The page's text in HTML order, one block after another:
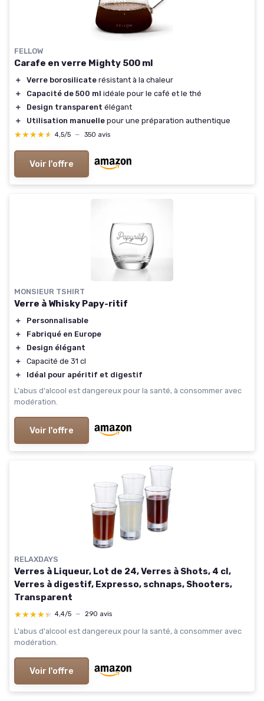
FELLOW
Carafe en verre Mighty 500 ml
＋ Verre borosilicate résistant à la chaleur
＋
Capacité de 500 ml idéale pour le café et le thé
＋
Design transparent élégant
＋
Utilisation manuelle pour une préparation authentique
★★★★★
★★★★★ 4,5/5 — 350 avis
Voir l'offre
MONSIEUR TSHIRT
Verre à Whisky Papy-ritif
＋
Personnalisable
＋
Fabriqué en Europe
＋
Design élégant
＋
Capacité de 31 cl
＋
Idéal pour apéritif et digestif
L'abus d'alcool est dangereux pour la santé, à consommer avec
modération.
Voir l'offre
RELAXDAYS
Verres à Liqueur, Lot de 24, Verres à Shots, 4 cl,
Verres à digestif, Expresso, schnaps, Shooters,
Transparent
★★★★★
★★★★★ 4,4/5 — 290 avis
L'abus d'alcool est dangereux pour la santé, à consommer avec
modération.
Voir l'offre